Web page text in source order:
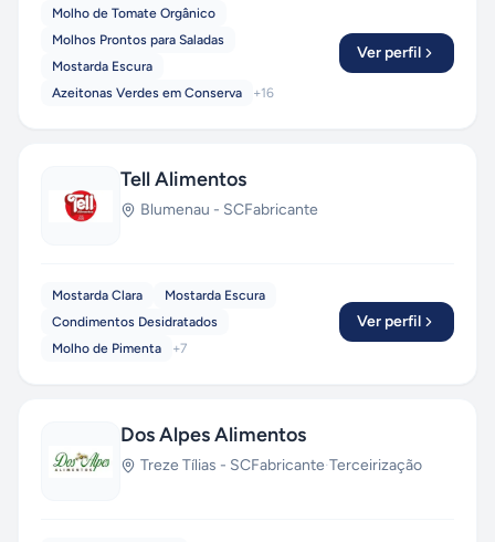
Molho de Tomate Orgânico
Molhos Prontos para Saladas
Mostarda Escura
Azeitonas Verdes em Conserva
+16
Ver perfil
Tell Alimentos
Blumenau - SCFabricante
Mostarda Clara
Mostarda Escura
Condimentos Desidratados
Molho de Pimenta
+7
Ver perfil
Dos Alpes Alimentos
Treze Tílias - SCFabricante·Terceirização